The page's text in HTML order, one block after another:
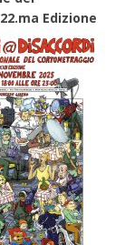
Edizione